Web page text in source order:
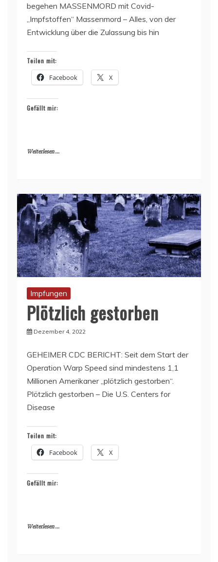
begehen MASSENMORD mit Covid-
„Impfstoffen“ Massenmord – Alles, von der
Entwicklung über die Zulassung bis hin
Teilen mit:
Facebook X
Gefällt mir:
Weiterlesen ...
Impfungen
Plötzlich gestorben
Dezember 4, 2022
GEHEIMER CDC BERICHT: Seit dem Start der
Operation Warp Speed sind mindestens 1,1
Millionen Amerikaner „plötzlich gestorben“.
Plötzlich gestorben – Die U.S. Centers for
Disease
Teilen mit:
Facebook X
Gefällt mir:
Weiterlesen ...